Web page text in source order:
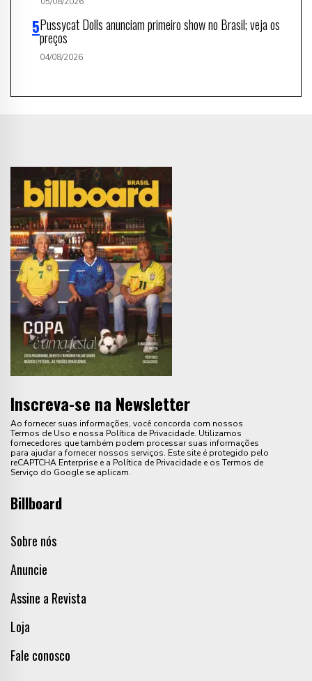
Pussycat Dolls anunciam primeiro show no Brasil; veja os
preços
04/08/2026
Inscreva-se na Newsletter
Ao fornecer suas informações, você concorda com nossos
Termos de Uso e nossa Política de Privacidade. Utilizamos
fornecedores que também podem processar suas informações
para ajudar a fornecer nossos serviços. Este site é protegido pelo
reCAPTCHA Enterprise e a Política de Privacidade e os Termos de
Serviço do Google se aplicam.
Billboard
Sobre nós
Anuncie
Assine a Revista
Loja
Fale conosco